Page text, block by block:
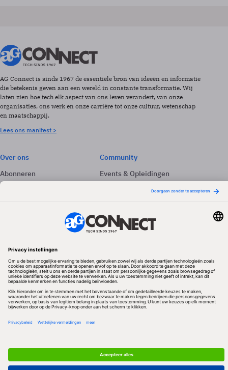
AG Connect is sinds 1967 de essentiële bron van ideeën en informatie
die betekenis geven aan een wereld in constante transformatie. Wij
laten zien hoe tech elk aspect van ons leven verandert, van onze
organisaties, ons werk en onze carrière tot onze cultuur, wetenschap
en maatschappij.
Lees ons manifest >
Over ons
Abonneren
Adverteren
Community
Events & Opleidingen
Volg ons
Redactionele partner
Algemene Voorwaarden & Copyrights